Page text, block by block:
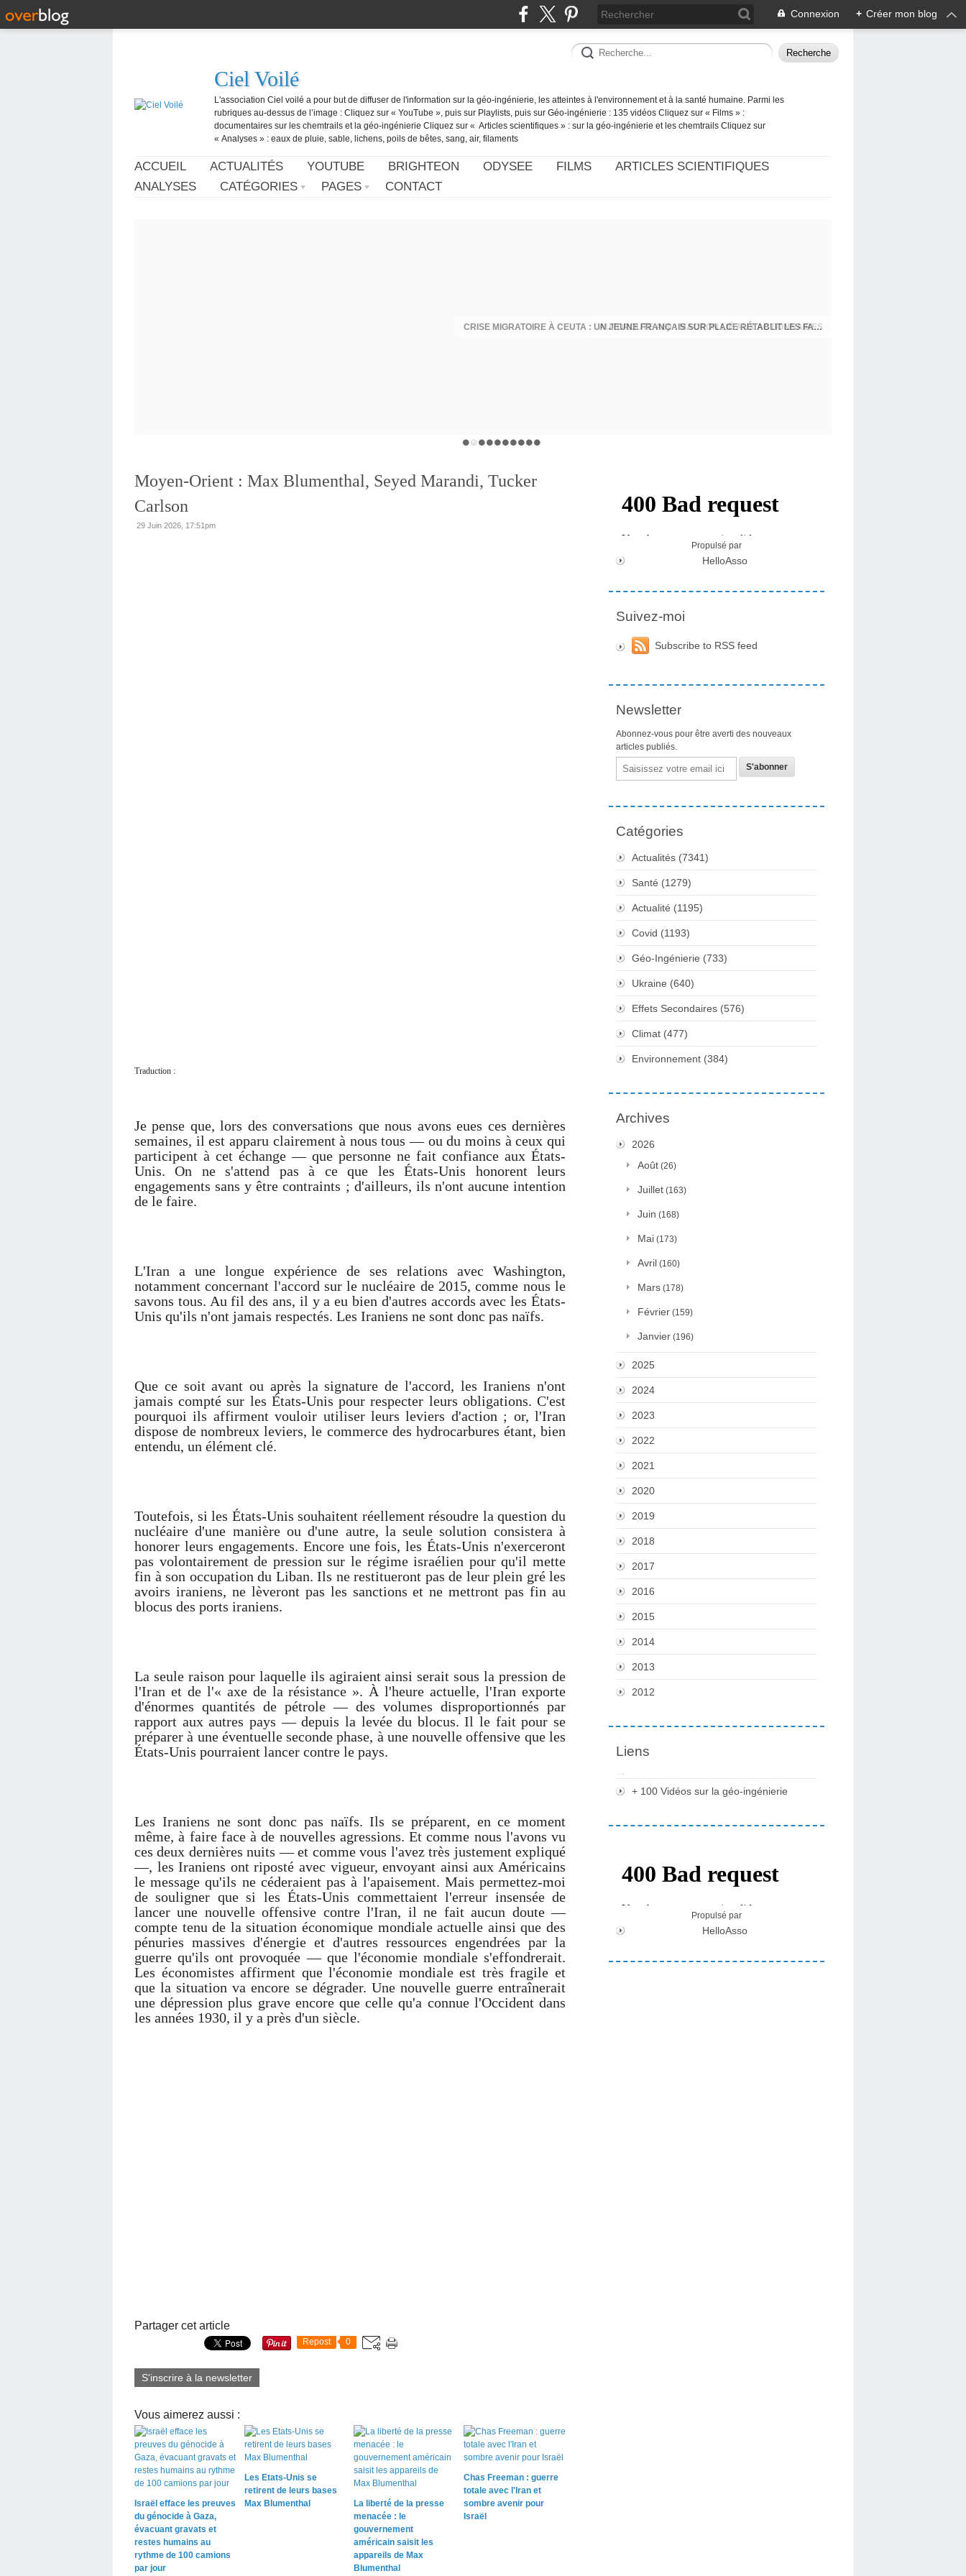
Connexion + Créer mon blog
Ciel Voilé
L'association Ciel voilé a pour but de diffuser de l'information sur la géo-ingénierie, les atteintes à l'environnement et à la santé humaine. Parmi les
rubriques au-dessus de l’image : Cliquez sur « YouTube », puis sur Playlists, puis sur Géo-ingénierie : 135 vidéos Cliquez sur « Films » :
documentaires sur les chemtrails et la géo-ingénierie Cliquez sur « Articles scientifiques » : sur la géo-ingénierie et les chemtrails Cliquez sur
« Analyses » : eaux de pluie, sable, lichens, poils de bêtes, sang, air, filaments
ACCUEIL ACTUALITÉS YOUTUBE BRIGHTEON ODYSEE FILMS
ARTICLES SCIENTIFIQUES
ANALYSES
CATÉGORIES PAGES CONTACT
CRISE MIGRATOIRE À CEUTA : UN JEUNE FRANÇAIS SUR PLACE RÉTABLIT LES FAITS ! - RAPHAËL AYMA
Moyen-Orient : Max Blumenthal, Seyed Marandi, Tucker
Carlson
29 Juin 2026, 17:51pm
Traduction :
Je pense que, lors des conversations que nous avons eues ces dernières
semaines, il est apparu clairement à nous tous — ou du moins à ceux qui
participent à cet échange — que personne ne fait confiance aux États-
Unis. On ne s'attend pas à ce que les États-Unis honorent leurs
engagements sans y être contraints ; d'ailleurs, ils n'ont aucune intention
de le faire.
L'Iran a une longue expérience de ses relations avec Washington,
notamment concernant l'accord sur le nucléaire de 2015, comme nous le
savons tous. Au fil des ans, il y a eu bien d'autres accords avec les États-
Unis qu'ils n'ont jamais respectés. Les Iraniens ne sont donc pas naïfs.
Que ce soit avant ou après la signature de l'accord, les Iraniens n'ont
jamais compté sur les États-Unis pour respecter leurs obligations. C'est
pourquoi ils affirment vouloir utiliser leurs leviers d'action ; or, l'Iran
dispose de nombreux leviers, le commerce des hydrocarbures étant, bien
entendu, un élément clé.
Toutefois, si les États-Unis souhaitent réellement résoudre la question du
nucléaire d'une manière ou d'une autre, la seule solution consistera à
honorer leurs engagements. Encore une fois, les États-Unis n'exerceront
pas volontairement de pression sur le régime israélien pour qu'il mette
fin à son occupation du Liban. Ils ne restitueront pas de leur plein gré les
avoirs iraniens, ne lèveront pas les sanctions et ne mettront pas fin au
blocus des ports iraniens.
La seule raison pour laquelle ils agiraient ainsi serait sous la pression de
l'Iran et de l'« axe de la résistance ». À l'heure actuelle, l'Iran exporte
d'énormes quantités de pétrole — des volumes disproportionnés par
rapport aux autres pays — depuis la levée du blocus. Il le fait pour se
préparer à une éventuelle seconde phase, à une nouvelle offensive que les
États-Unis pourraient lancer contre le pays.
Les Iraniens ne sont donc pas naïfs. Ils se préparent, en ce moment
même, à faire face à de nouvelles agressions. Et comme nous l'avons vu
ces deux dernières nuits — et comme vous l'avez très justement expliqué
—, les Iraniens ont riposté avec vigueur, envoyant ainsi aux Américains
le message qu'ils ne céderaient pas à l'apaisement. Mais permettez-moi
de souligner que si les États-Unis commettaient l'erreur insensée de
lancer une nouvelle offensive contre l'Iran, il ne fait aucun doute —
compte tenu de la situation économique mondiale actuelle ainsi que des
pénuries massives d'énergie et d'autres ressources engendrées par la
guerre qu'ils ont provoquée — que l'économie mondiale s'effondrerait.
Les économistes affirment que l'économie mondiale est très fragile et
que la situation va encore se dégrader. Une nouvelle guerre entraînerait
une dépression plus grave encore que celle qu'a connue l'Occident dans
les années 1930, il y a près d'un siècle.
Partager cet article
Repost 0
S'inscrire à la newsletter
Vous aimerez aussi :
Israël efface les preuves
du génocide à Gaza,
évacuant gravats et
restes humains au
rythme de 100 camions
par jour
Les Etats-Unis se
retirent de leurs bases
Max Blumenthal
La liberté de la presse
menacée : le
gouvernement
américain saisit les
appareils de Max
Blumenthal
Chas Freeman : guerre
totale avec l'Iran et
sombre avenir pour
Israël
Propulsé par
HelloAsso
Suivez-moi
Subscribe to RSS feed
Newsletter
Abonnez-vous pour être averti des nouveaux
articles publiés.
Email
Catégories
Actualités (7341)
Santé (1279)
Actualité (1195)
Covid (1193)
Géo-Ingénierie (733)
Ukraine (640)
Effets Secondaires (576)
Climat (477)
Environnement (384)
Archives
2026
Août (26)
Juillet (163)
Juin (168)
Mai (173)
Avril (160)
Mars (178)
Février (159)
Janvier (196)
2025
2024
2023
2022
2021
2020
2019
2018
2017
2016
2015
2014
2013
2012
Liens
+ 100 Vidéos sur la géo-ingénierie
Propulsé par
HelloAsso